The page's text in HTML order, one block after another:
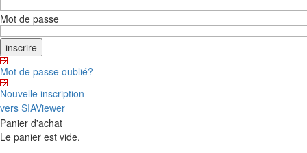
Mot de passe
Mot de passe oublié?
Nouvelle inscription
vers SIAViewer
Panier d'achat
Le panier est vide.